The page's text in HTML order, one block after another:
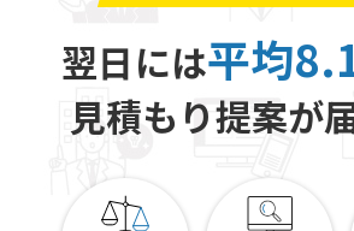
翌日には平均
見積もり提案が